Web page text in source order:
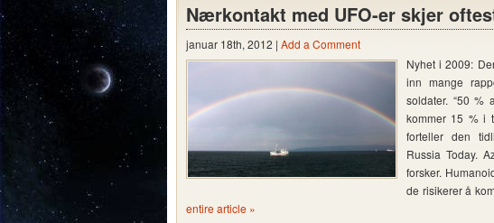
Nærkontakt med UFO-er skjer
januar 18th, 2012 | Add a Comment
Nyhet i 2009:
inn mange
soldater. “50 %
kommer 15 % i
forteller den
Russia Today.
forsker.
de risikerer å
entire article »